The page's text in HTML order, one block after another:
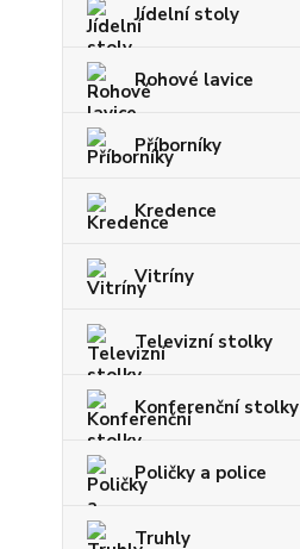
Jídelní stoly
Rohové lavice
Příborníky
Kredence
Vitríny
Televizní stolky
Konferenční stolky
Poličky a police
Truhly